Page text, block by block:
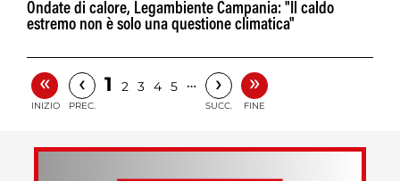
Ondate di calore, Legambiente Campania: "Il caldo
estremo non è solo una questione climatica"
«
INIZIO
‹
PREC.
1 2 3 4 5 … ›
SUCC.
»
FINE